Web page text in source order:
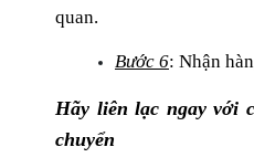
quan.
Bước 6: Nhận
Hãy liên lạc ngay với
chuyển